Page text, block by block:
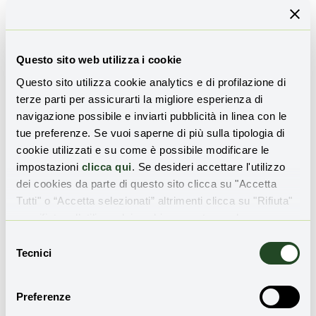
Questo sito web utilizza i cookie
Questo sito utilizza cookie analytics e di profilazione di
terze parti per assicurarti la migliore esperienza di
navigazione possibile e inviarti pubblicità in linea con le
tue preferenze. Se vuoi saperne di più sulla tipologia di
cookie utilizzati e su come è possibile modificare le
impostazioni clicca qui. Se desideri accettare l'utilizzo
dei cookies da parte di questo sito clicca su "Accetta
Tutti" o “Accetta selezionati” altrimenti clicca su "Rifiuta"
per rifiutare l’utilizzo dei cookie e mantenere le
delTecnici
Preferenze
Alice Scialoja
ambientali e sociali. Collabora con La Nuova
Ecologia, Avvenire, La Stampa e Manifesto.
Leggi anche
Le foglie di Marco Mazzei per il
riscatto delle comunità del